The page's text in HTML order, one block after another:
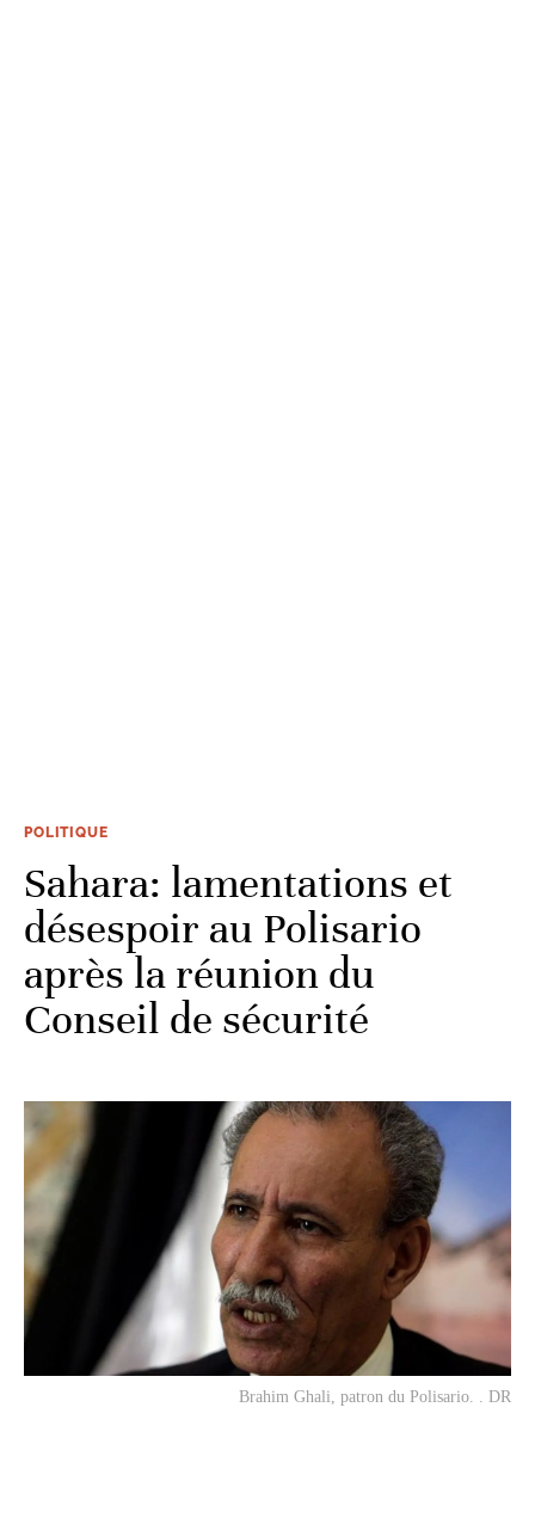
POLITIQUE
Sahara: lamentations et
désespoir au Polisario
après la réunion du
Conseil de sécurité
Brahim Ghali, patron du Polisario. . DR